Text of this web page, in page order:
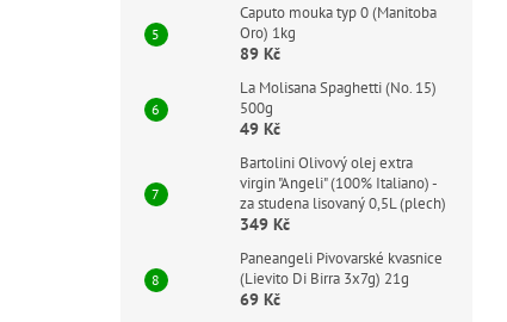
Caputo mouka typ 0 (Manitoba
Oro) 1kg
89 Kč
La Molisana Spaghetti (No. 15)
500g
49 Kč
Bartolini Olivový olej extra
virgin "Angeli" (100% Italiano) -
za studena lisovaný 0,5L (plech)
349 Kč
Paneangeli Pivovarské kvasnice
(Lievito Di Birra 3x7g) 21g
69 Kč